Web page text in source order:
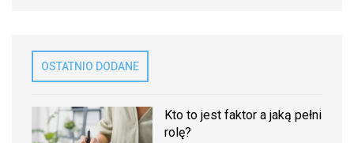
OSTATNIO DODANE
Kto to jest faktor a jaką pełni
rolę?